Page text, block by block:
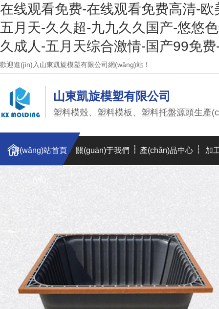
在线观看免费-在线观看免费高清-
五月天-久久超-九九久久国产-悠悠
久成人-五月天综合激情-国产99免
歡迎進(jìn)入山東凱旋模塑有限公司網(wǎng)站！
山東凱旋模塑有限公司
塑料模殼、塑料模板、塑料托盤源頭生產
網(wǎng)站首頁
(yè)
關(guān)于我們 產(chǎn)品中心 加